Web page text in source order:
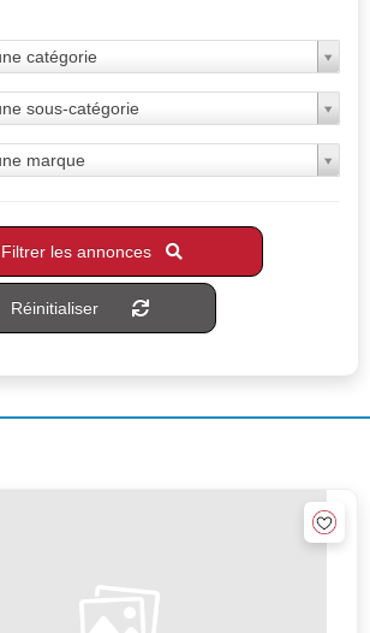
catégorie
sous-catégorie
marque
Filtrer les annonces
Réinitialiser